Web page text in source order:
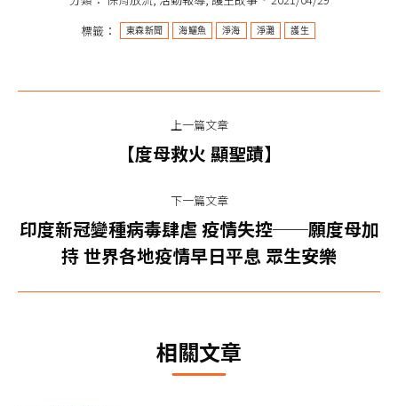
標籤：
東森新聞 海鱺魚 淨海 淨灘 護生
航
上一篇文章
上
篇
文
章：
【度母救火 顯聖蹟】
下一篇文章
下
一
篇
章：
印度新冠變種病毒肆虐 疫情失控──願度母加
持 世界各地疫情早日平息 眾生安樂
相關文章